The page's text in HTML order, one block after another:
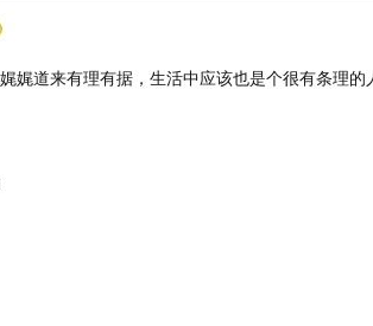
们真的拥有选择的自由么？》——不期而遇
介绍时间，从自我介绍的多变身份引出第一
娓道来有理有据，生活中应该也是个很有条理的